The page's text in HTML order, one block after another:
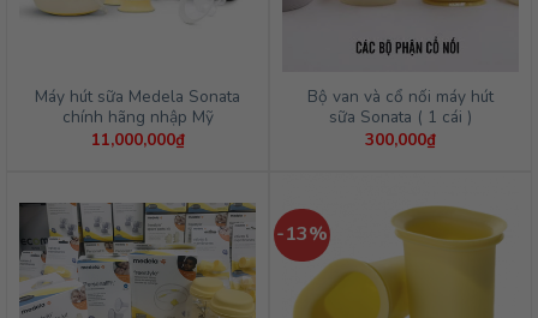
Máy hút sữa Medela Sonata
chính hãng nhập Mỹ
11,000,000₫
Bộ van và cổ nối máy hút
sữa Sonata ( 1 cái )
300,000₫
-13%